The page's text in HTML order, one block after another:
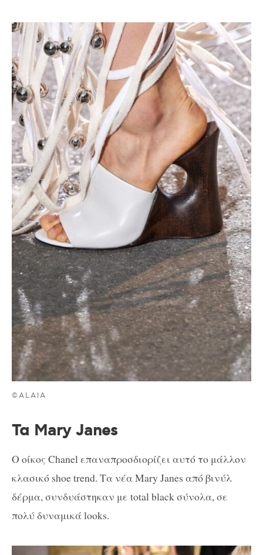
©ALAIA
Τα Mary Janes
Ο οίκος Chanel επαναπροσδιορίζει αυτό το μάλλον
κλασικό shoe trend. Τα νέα Mary Janes από βινύλ
δέρμα, συνδυάστηκαν με total black σύνολα, σε
πολύ δυναμικά looks.